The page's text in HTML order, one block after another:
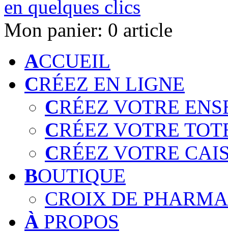
Mon panier: 0 article
ACCUEIL
CRÉEZ EN LIGNE
CRÉEZ VOTRE
CRÉEZ VOTRE
CRÉEZ VOTRE
BOUTIQUE
CROIX DE
À PROPOS